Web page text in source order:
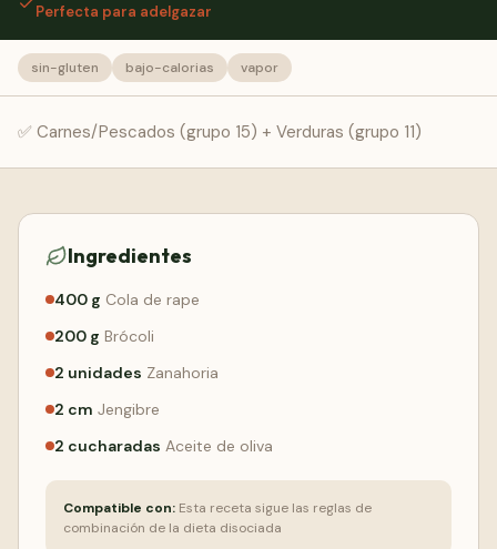
Modo oscuro
Iniciar Sesión
Perfecta para adelgazar
sin-gluten bajo-calorias vapor
✅ Carnes/Pescados (grupo 15) + Verduras (grupo 11)
Ingredientes
400 g Cola de rape
200 g Brócoli
2 unidades Zanahoria
2 cm Jengibre
2 cucharadas Aceite de oliva
Compatible con: Esta receta sigue las reglas de
combinación de la dieta disociada